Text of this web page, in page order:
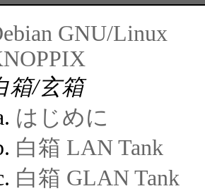
GNU/Linux
箱/玄箱
はじめに
白箱 LAN Tank
白箱 GLAN Tank